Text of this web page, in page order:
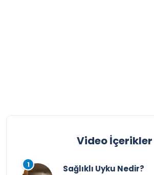
Video İçerikler
1 Sağlıklı Uyku Nedir?